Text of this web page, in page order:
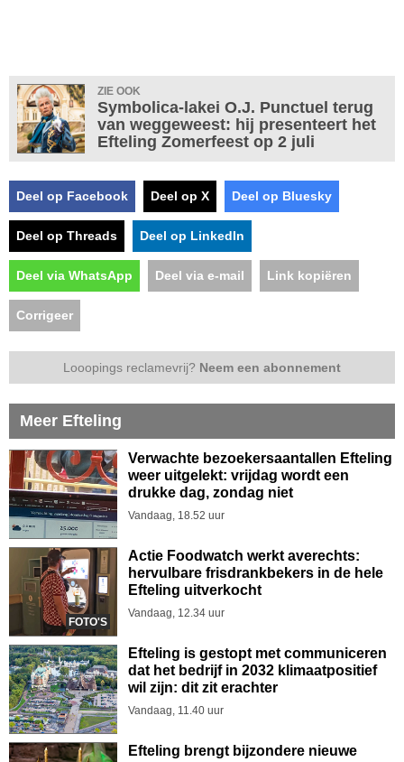
ZIE OOK
Symbolica-lakei O.J. Punctuel terug
van weggeweest: hij presenteert het
Efteling Zomerfeest op 2 juli
Deel op Facebook Deel op X Deel op Bluesky
Deel op Threads Deel op LinkedIn
Deel via WhatsApp Deel via e-mail Link kopiëren
Corrigeer
Looopings reclamevrij? Neem een abonnement
Meer Efteling
Verwachte bezoekersaantallen Efteling
weer uitgelekt: vrijdag wordt een
drukke dag, zondag niet
Vandaag, 18.52 uur
FOTO'S
Actie Foodwatch werkt averechts:
hervulbare frisdrankbekers in de hele
Efteling uitverkocht
Vandaag, 12.34 uur
Efteling is gestopt met communiceren
dat het bedrijf in 2032 klimaatpositief
wil zijn: dit zit erachter
Vandaag, 11.40 uur
Efteling brengt bijzondere nieuwe